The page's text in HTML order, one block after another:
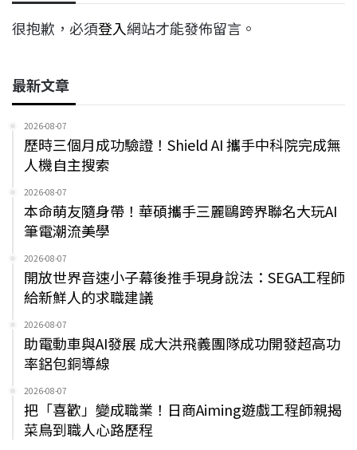
很抱歉，必須登入網站才能發佈留言。
最新文章
2026-08-07
歷時三個月成功驗證！Shield AI 攜手中科院完成無
人機自主搜索
2026-08-07
本命萌友隨身帶！華碩攜手三麗鷗跨界聯名大玩AI
筆電潮流美學
2026-08-07
開放世界音速小子幕後推手現身說法：SEGA工程師
給新鮮人的求職建議
2026-08-07
助電動車與AI發展 成大洪飛義團隊成功開發超高功
率鋁包銅導線
2026-08-07
把「喜歡」變成職業！日商Aiming遊戲工程師親揭
菜鳥到職人心路歷程